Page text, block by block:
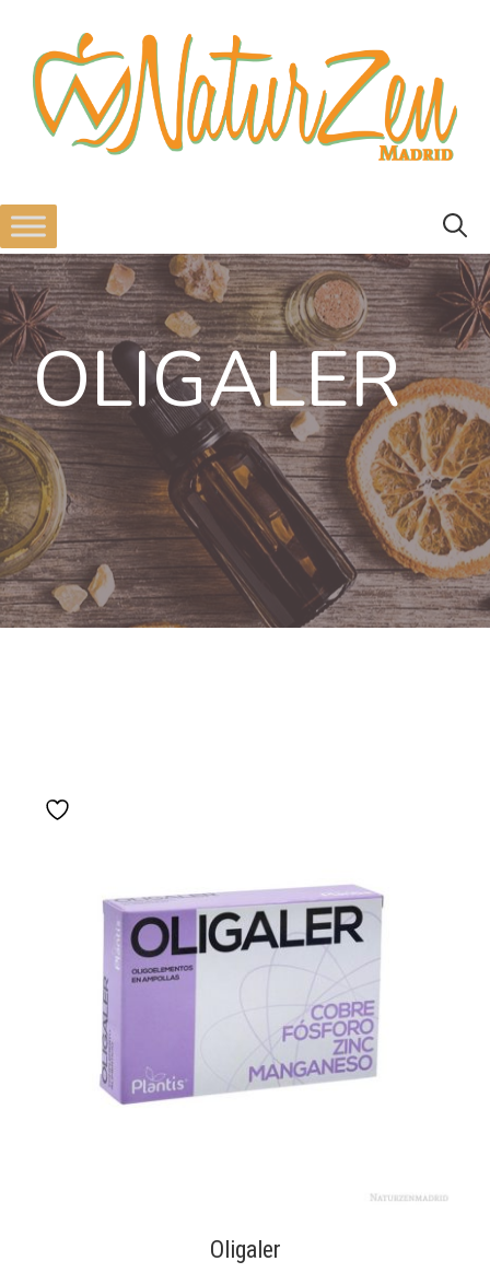
OLIGALER
Oligaler